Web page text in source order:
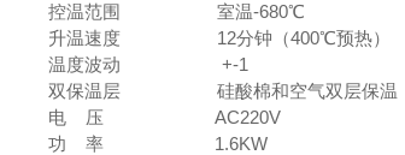
控温范围 室温-680℃
升温速度 12分钟（400℃预
温度波动 +-1
双保温层 硅酸棉和空气双层
电 压
功 率 1.6KW